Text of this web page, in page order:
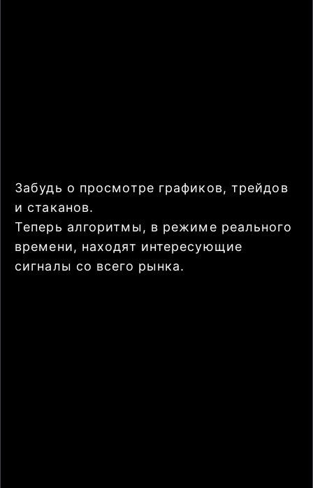
Забудь о просмотре графиков, трейдов
и стаканов.
Теперь алгоритмы, в режиме реального
времени, находят интересующие
сигналы со всего рынка.